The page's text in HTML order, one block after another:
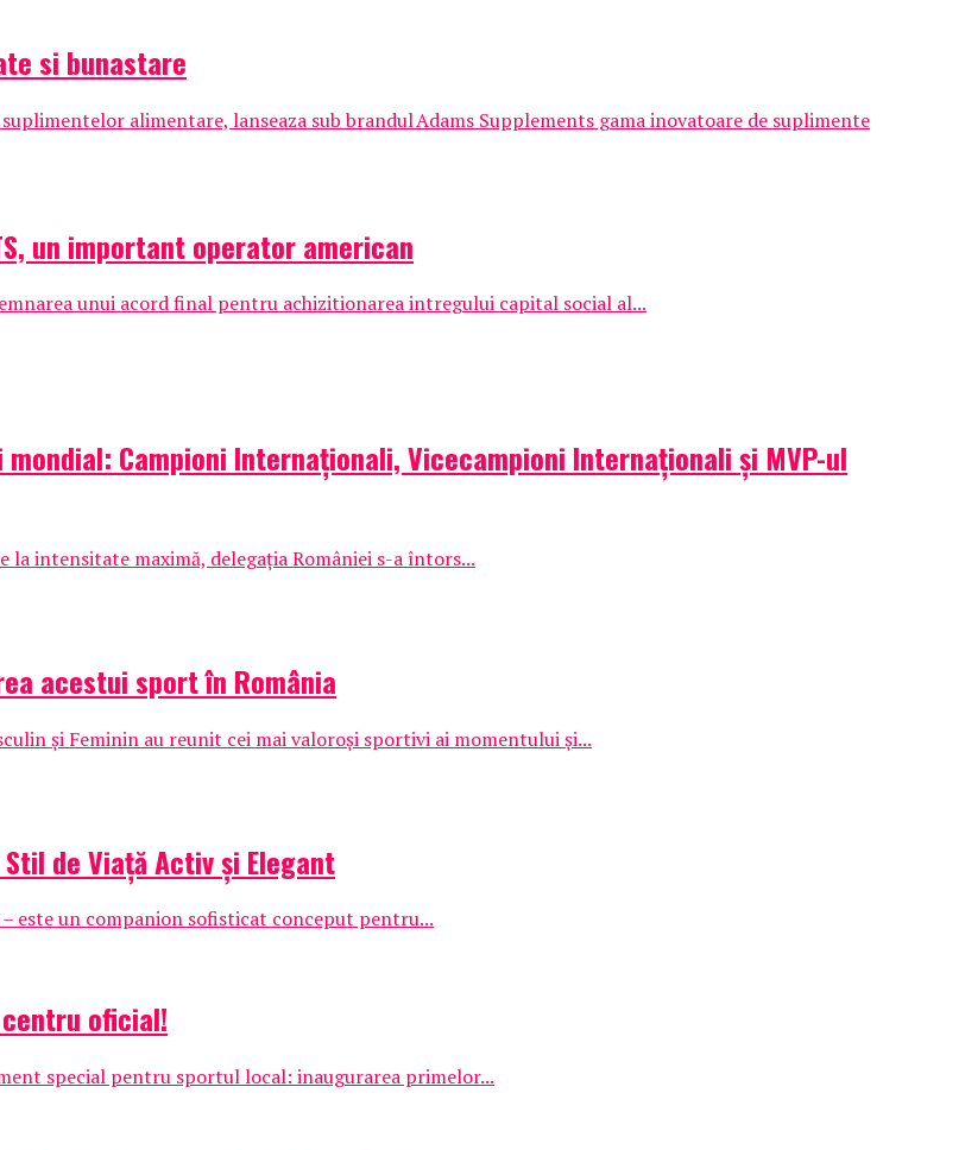
si bunastare
alimentare, lanseaza sub brandul Adams Supplements gama inovatoare de suplimente
un important operator american
unui acord final pentru achizitionarea intregului capital social al...
Campioni Internaționali, Vicecampioni Internaționali și MVP-ul
la intensitate maximă, delegația României s-a întors...
acestui sport în România
și Feminin au reunit cei mai valoroși sportivi ai momentului și...
de Viață Activ și Elegant
este un companion sofisticat conceput pentru...
oficial!
special pentru sportul local: inaugurarea primelor...